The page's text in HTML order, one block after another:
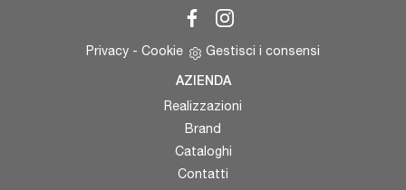
Privacy - Cookie Gestisci i consensi
AZIENDA
Realizzazioni
Brand
Cataloghi
Contatti